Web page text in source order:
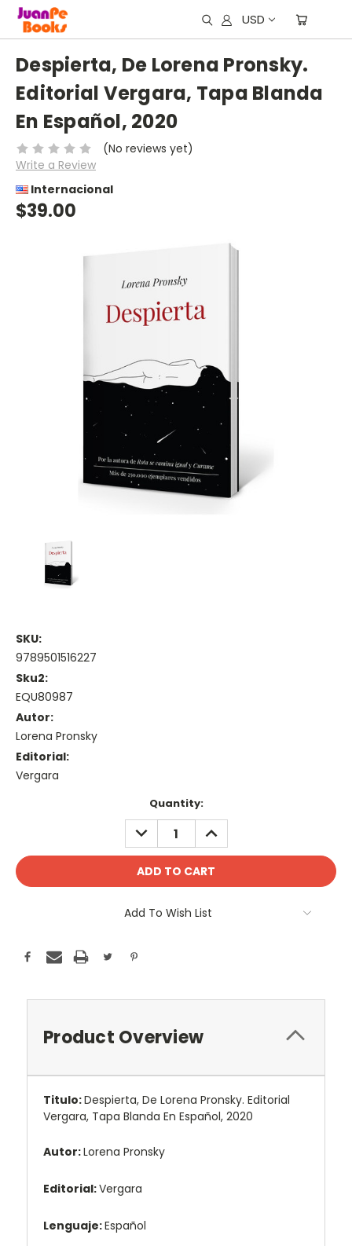
USD
Despierta, De Lorena Pronsky.
Editorial Vergara, Tapa Blanda
En Español, 2020
(No reviews yet)
Write a Review
Internacional
$39.00
SKU:
9789501516227
Sku2:
EQU80987
Autor:
Lorena Pronsky
Editorial:
Vergara
Quantity:
DECREASE
QUANTITY:
INCREASE
QUANTITY:
Add To Wish List
Product Overview
Titulo:Despierta, De Lorena Pronsky. Editorial
Vergara, Tapa Blanda En Español, 2020
Autor:Lorena Pronsky
Editorial:Vergara
Lenguaje:Español